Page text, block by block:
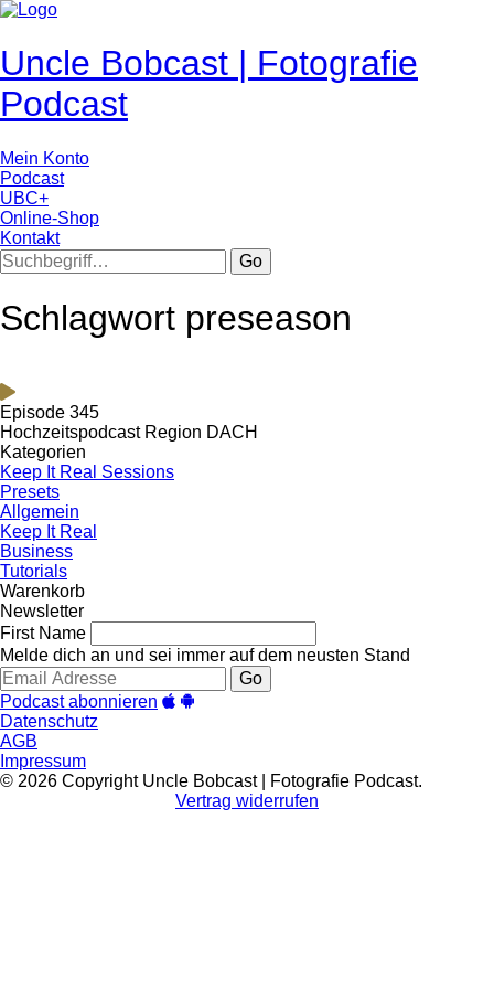
Uncle Bobcast | Fotografie
Podcast
Mein Konto
Podcast
UBC+
Online-Shop
Kontakt
Go
Schlagwort preseason
Episode 345
Hochzeitspodcast Region DACH
Kategorien
Keep It Real Sessions
Presets
Allgemein
Keep It Real
Business
Tutorials
Warenkorb
Newsletter
First Name
Melde dich an und sei immer auf dem neusten Stand
Go
Podcast abonnieren
Datenschutz
AGB
Impressum
© 2026 Copyright Uncle Bobcast | Fotografie Podcast.
Vertrag widerrufen